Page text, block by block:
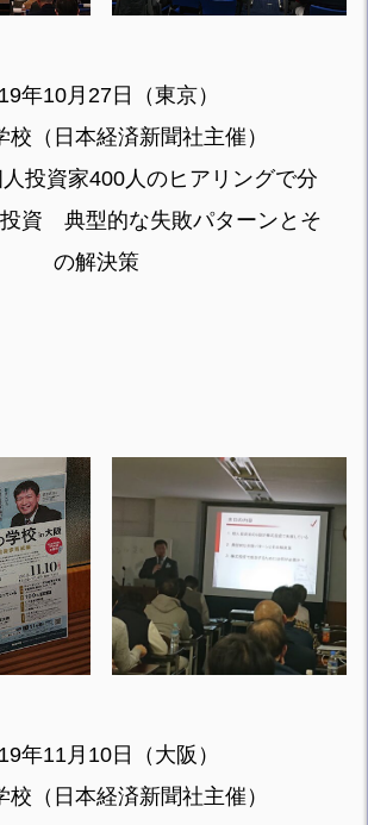
年10月27日（東京）
校（日本経済新聞社主催）
投資家400人のヒアリングで分
資 典型的な失敗パターンとそ
の解決策
年11月10日（大阪）
校（日本経済新聞社主催）